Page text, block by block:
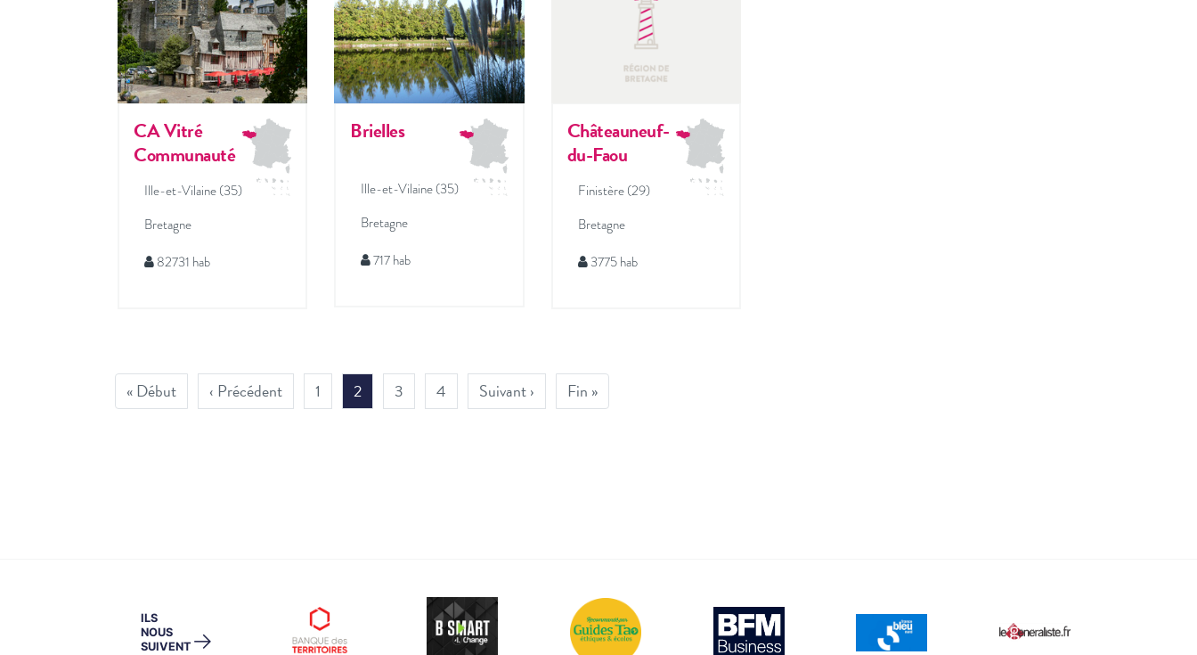
CA Vitré
Communauté
Ille-et-Vilaine (35)
Bretagne
82731 hab
Brielles
Ille-et-Vilaine (35)
Bretagne
717 hab
Châteauneuf-
du-Faou
Finistère (29)
Bretagne
3775 hab
« Début ‹ Précédent 1 2 3 4 Suivant › Fin »
ILS
NOUS
SUIVENT →